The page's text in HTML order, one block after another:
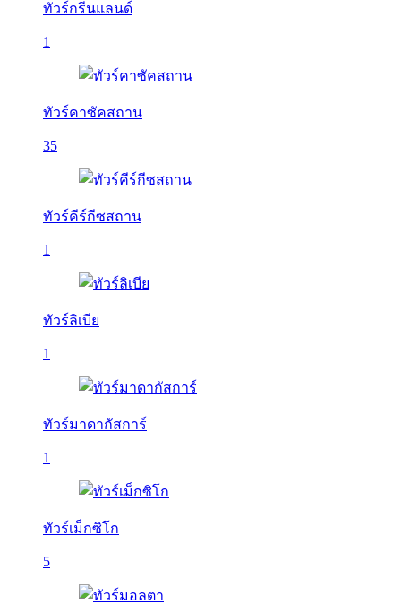
ทัวร์กรีนแลนด์
1
ทัวร์คาซัคสถาน
35
ทัวร์คีร์กีซสถาน
1
ทัวร์ลิเบีย
1
ทัวร์มาดากัสการ์
1
ทัวร์เม็กซิโก
5